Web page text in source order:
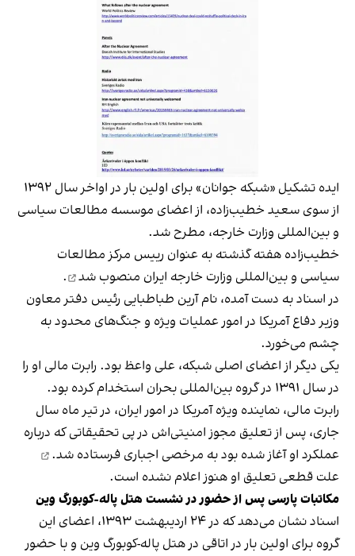
ایده تشکیل «شبکه جوانان» برای اولین بار در اواخر سال ۱۳۹۲
از سوی سعید خطیب‌زاده، از اعضای موسسه مطالعات سیاسی
و بین‌المللی وزارت خارجه، مطرح شد.
خطیب‌زاده هفته گذشته به عنوان رییس مرکز مطالعات
سیاسی و بین‌المللی وزارت خارجه ایران منصوب شد
.
در اسناد به دست آمده، نام آرین طباطبایی رئیس دفتر معاون
وزیر دفاع آمریکا در امور عملیات‌ ویژه و جنگ‌های محدود به
چشم می‌خورد.
یکی دیگر از اعضای اصلی شبکه، علی واعظ بود. رابرت مالی او را
در سال ۱۳۹۱ در گروه بین‌المللی بحران استخدام کرده بود.
رابرت مالی، نماینده ویژه آمریکا در امور ایران، در تیر ماه سال
جاری، پس از تعلیق مجوز امنیتی‌اش در پی تحقیقاتی که درباره
عملکرد او آغاز شده بودبه مرخصی اجباری فرستاده شد.
علت قطعی تعلیق او هنوز اعلام نشده است.
مکاتبات پارسی پس از حضور در نشست هتل پاله-کوبورگ وین
اسناد نشان می‌دهد که در ۲۴ اردیبهشت ۱۳۹۳، اعضای این
گروه برای اولین بار در اتاقی در هتل پاله-کوبورگ وین و با حضور